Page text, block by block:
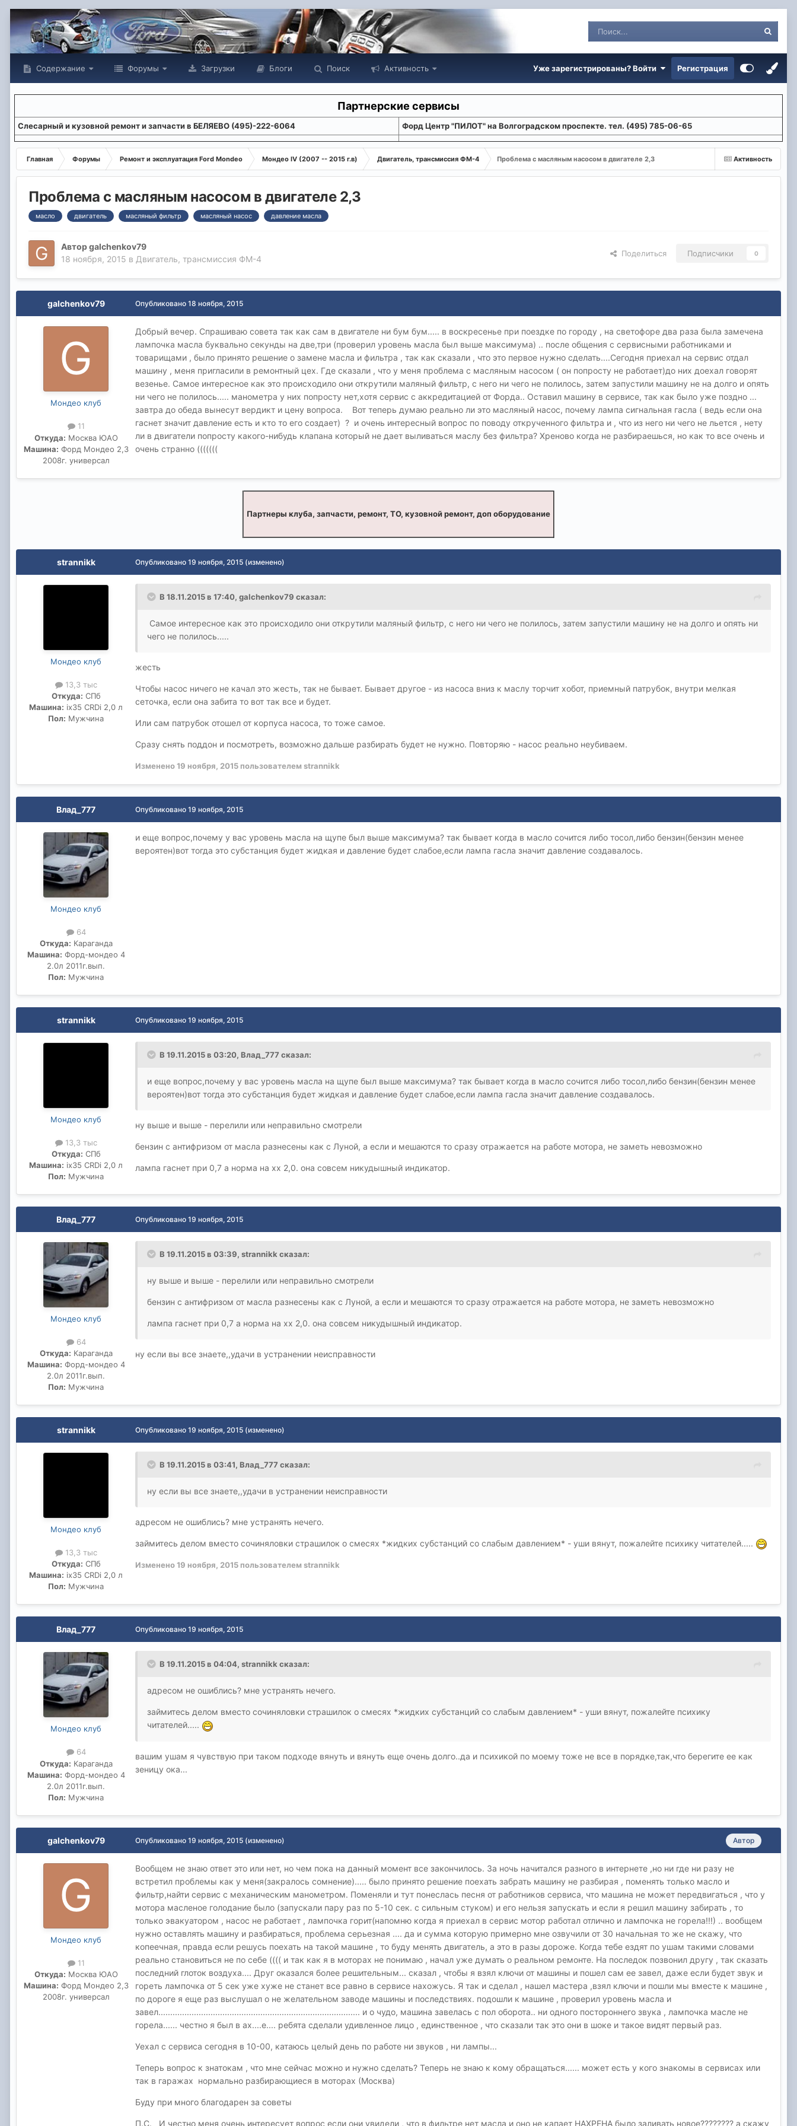
Содержание Форумы Загрузки Блоги Поиск Активность Уже зарегистрированы? Войти Регистрация
Партнерские сервисы
Слесарный и кузовной ремонт и запчасти в БЕЛЯЕВО (495)-222-6064 Форд Центр "ПИЛОТ" на Волгоградском проспекте. тел. (495) 785-06-65
Активность
Главная Форумы Ремонт и эксплуатация Ford Mondeo Мондео IV (2007 -- 2015 г.в) Двигатель, трансмиссия ФМ-4 Проблема с масляным насосом в двигателе 2,3
Проблема с масляным насосом в двигателе 2,3
масло двигатель масляный фильтр масляный насос давление масла
Авторgalchenkov79
18 ноября, 2015 в Двигатель, трансмиссия ФМ-4
Поделиться Подписчики 0
galchenkov79
Мондео клуб
11
Откуда: Москва ЮАО
Машина: Форд Мондео 2,3
2008г. универсал
Опубликовано 18 ноября, 2015
Добрый вечер. Спрашиваю совета так как сам в двигателе ни бум бум..... в воскресенье при поездке по городу , на светофоре два раза была замечена
лампочка масла буквально секунды на две,три (проверил уровень масла был выше максимума) .. после общения с сервисными работниками и
товарищами , было принято решение о замене масла и фильтра , так как сказали , что это первое нужно сделать....Сегодня приехал на сервис отдал
машину , меня пригласили в ремонтный цех. Где сказали , что у меня проблема с масляным насосом ( он попросту не работает)до них доехал говорят
везенье. Самое интересное как это происходило они открутили маляный фильтр, с него ни чего не полилось, затем запустили машину не на долго и опять
ни чего не полилось..... манометра у них попросту нет,хотя сервис с аккредитацией от Форда.. Оставил машину в сервисе, так как было уже поздно ...
завтра до обеда вынесут вердикт и цену вопроса. Вот теперь думаю реально ли это масляный насос, почему лампа сигнальная гасла ( ведь если она
гаснет значит давление есть и кто то его создает) ? и очень интересный вопрос по поводу открученного фильтра и , что из него ни чего не льется , нету
ли в двигатели попросту какого-нибудь клапана который не дает выливаться маслу без фильтра? Хреново когда не разбираешься, но как то все очень и
очень странно (((((((
Партнеры клуба, запчасти, ремонт, ТО, кузовной ремонт, доп оборудование
strannikk
Мондео клуб
13,3 тыс
Откуда: СПб
Машина: ix35 CRDi 2,0 л
Пол: Мужчина
Опубликовано 19 ноября, 2015 (изменено)
В 18.11.2015 в 17:40, galchenkov79 сказал:
Самое интересное как это происходило они открутили маляный фильтр, с него ни чего не полилось, затем запустили машину не на долго и опять ни
чего не полилось.....
жесть
Чтобы насос ничего не качал это жесть, так не бывает. Бывает другое - из насоса вниз к маслу торчит хобот, приемный патрубок, внутри мелкая
сеточка, если она забита то вот так все и будет.
Или сам патрубок отошел от корпуса насоса, то тоже самое.
Сразу снять поддон и посмотреть, возможно дальше разбирать будет не нужно. Повторяю - насос реально неубиваем.
Изменено19 ноября, 2015 пользователем strannikk
Влад_777
Мондео клуб
64
Откуда: Караганда
Машина: Форд-мондео 4
2.0л 2011г.вып.
Пол: Мужчина
Опубликовано 19 ноября, 2015
и еще вопрос,почему у вас уровень масла на щупе был выше максимума? так бывает когда в масло сочится либо тосол,либо бензин(бензин менее
вероятен)вот тогда это субстанция будет жидкая и давление будет слабое,если лампа гасла значит давление создавалось.
strannikk
Мондео клуб
13,3 тыс
Откуда: СПб
Машина: ix35 CRDi 2,0 л
Пол: Мужчина
Опубликовано 19 ноября, 2015
В 19.11.2015 в 03:20, Влад_777 сказал:
и еще вопрос,почему у вас уровень масла на щупе был выше максимума? так бывает когда в масло сочится либо тосол,либо бензин(бензин менее
вероятен)вот тогда это субстанция будет жидкая и давление будет слабое,если лампа гасла значит давление создавалось.
ну выше и выше - перелили или неправильно смотрели
бензин с антифризом от масла разнесены как с Луной, а если и мешаются то сразу отражается на работе мотора, не заметь невозможно
лампа гаснет при 0,7 а норма на хх 2,0. она совсем никудышный индикатор.
Влад_777
Мондео клуб
64
Откуда: Караганда
Машина: Форд-мондео 4
2.0л 2011г.вып.
Пол: Мужчина
Опубликовано 19 ноября, 2015
В 19.11.2015 в 03:39, strannikk сказал:
ну выше и выше - перелили или неправильно смотрели
бензин с антифризом от масла разнесены как с Луной, а если и мешаются то сразу отражается на работе мотора, не заметь невозможно
лампа гаснет при 0,7 а норма на хх 2,0. она совсем никудышный индикатор.
ну если вы все знаете,,удачи в устранении неисправности
strannikk
Мондео клуб
13,3 тыс
Откуда: СПб
Машина: ix35 CRDi 2,0 л
Пол: Мужчина
Опубликовано 19 ноября, 2015 (изменено)
В 19.11.2015 в 03:41, Влад_777 сказал:
ну если вы все знаете,,удачи в устранении неисправности
адресом не ошиблись? мне устранять нечего.
займитесь делом вместо сочиняловки страшилок о смесях *жидких субстанций со слабым давлением* - уши вянут, пожалейте психику читателей.....
Изменено19 ноября, 2015 пользователем strannikk
Влад_777
Мондео клуб
64
Откуда: Караганда
Машина: Форд-мондео 4
2.0л 2011г.вып.
Пол: Мужчина
Опубликовано 19 ноября, 2015
В 19.11.2015 в 04:04, strannikk сказал:
адресом не ошиблись? мне устранять нечего.
займитесь делом вместо сочиняловки страшилок о смесях *жидких субстанций со слабым давлением* - уши вянут, пожалейте психику
читателей.....
вашим ушам я чувствую при таком подходе вянуть и вянуть еще очень долго..да и психикой по моему тоже не все в порядке,так,что берегите ее как
зеницу ока...
galchenkov79
Мондео клуб
11
Откуда: Москва ЮАО
Машина: Форд Мондео 2,3
2008г. универсал
Автор
Опубликовано 19 ноября, 2015 (изменено)
Вообщем не знаю ответ это или нет, но чем пока на данный момент все закончилось. За ночь начитался разного в интернете ,но ни где ни разу не
встретил проблемы как у меня(закралось сомнение)..... было принято решение поехать забрать машину не разбирая , поменять только масло и
фильтр,найти сервис с механическим манометром. Поменяли и тут понеслась песня от работников сервиса, что машина не может передвигаться , что у
мотора масленое голодание было (запускали пару раз по 5-10 сек. с сильным стуком) и его нельзя запускать и если я решил машину забирать , то
только эвакуатором , насос не работает , лампочка горит(напомню когда я приехал в сервис мотор работал отлично и лампочка не горела!!!) .. вообщем
нужно оставлять машину и разбираться, проблема серьезная .... да и сумма которую примерно мне озвучили от 30 начальная то же не скажу, что
копеечная, правда если решусь поехать на такой машине , то буду менять двигатель, а это в разы дороже. Когда тебе ездят по ушам такими словами
реально становиться не по себе (((( и так как я в моторах не понимаю , начал уже думать о реальном ремонте. На последок позвонил другу , так сказать
последний глоток воздуха.... Друг оказался более решительным... сказал , чтобы я взял ключи от машины и пошел сам ее завел, даже если будет звук и
гореть лампочка от 5 сек уже хуже не станет все равно в сервисе нахожусь. Я так и сделал , нашел мастера ,взял ключи и пошли мы вместе к машине ,
по дороге я еще раз выслушал о не желательном заводе машины и последствиях. подошли к машине , проверил уровень масла и
завел..................................................................................... и о чудо, машина завелась с пол оборота.. ни одного постороннего звука , лампочка масле не
горела...... честно я был в ах....е.... ребята сделали удивленное лицо , единственное , что сказали так это они в шоке и такое видят первый раз.
Уехал с сервиса сегодня в 10-00, катаюсь целый день по работе ни звуков , ни лампы...
Теперь вопрос к знатокам , что мне сейчас можно и нужно сделать? Теперь не знаю к кому обращаться...... может есть у кого знакомы в сервисах или
так в гаражах нормально разбирающиеся в моторах (Москва)
Буду при много благодарен за советы
П.С. И честно меня очень интересует вопрос если они увидели , что в фильтре нет масла и оно не капает НАХРЕНА было заливать новое???????? а скажу